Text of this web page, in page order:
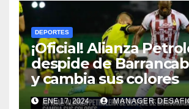
DEPORTES
¡Oficial! Alianza
despide de
y cambia sus colores
ENE 17, 2024